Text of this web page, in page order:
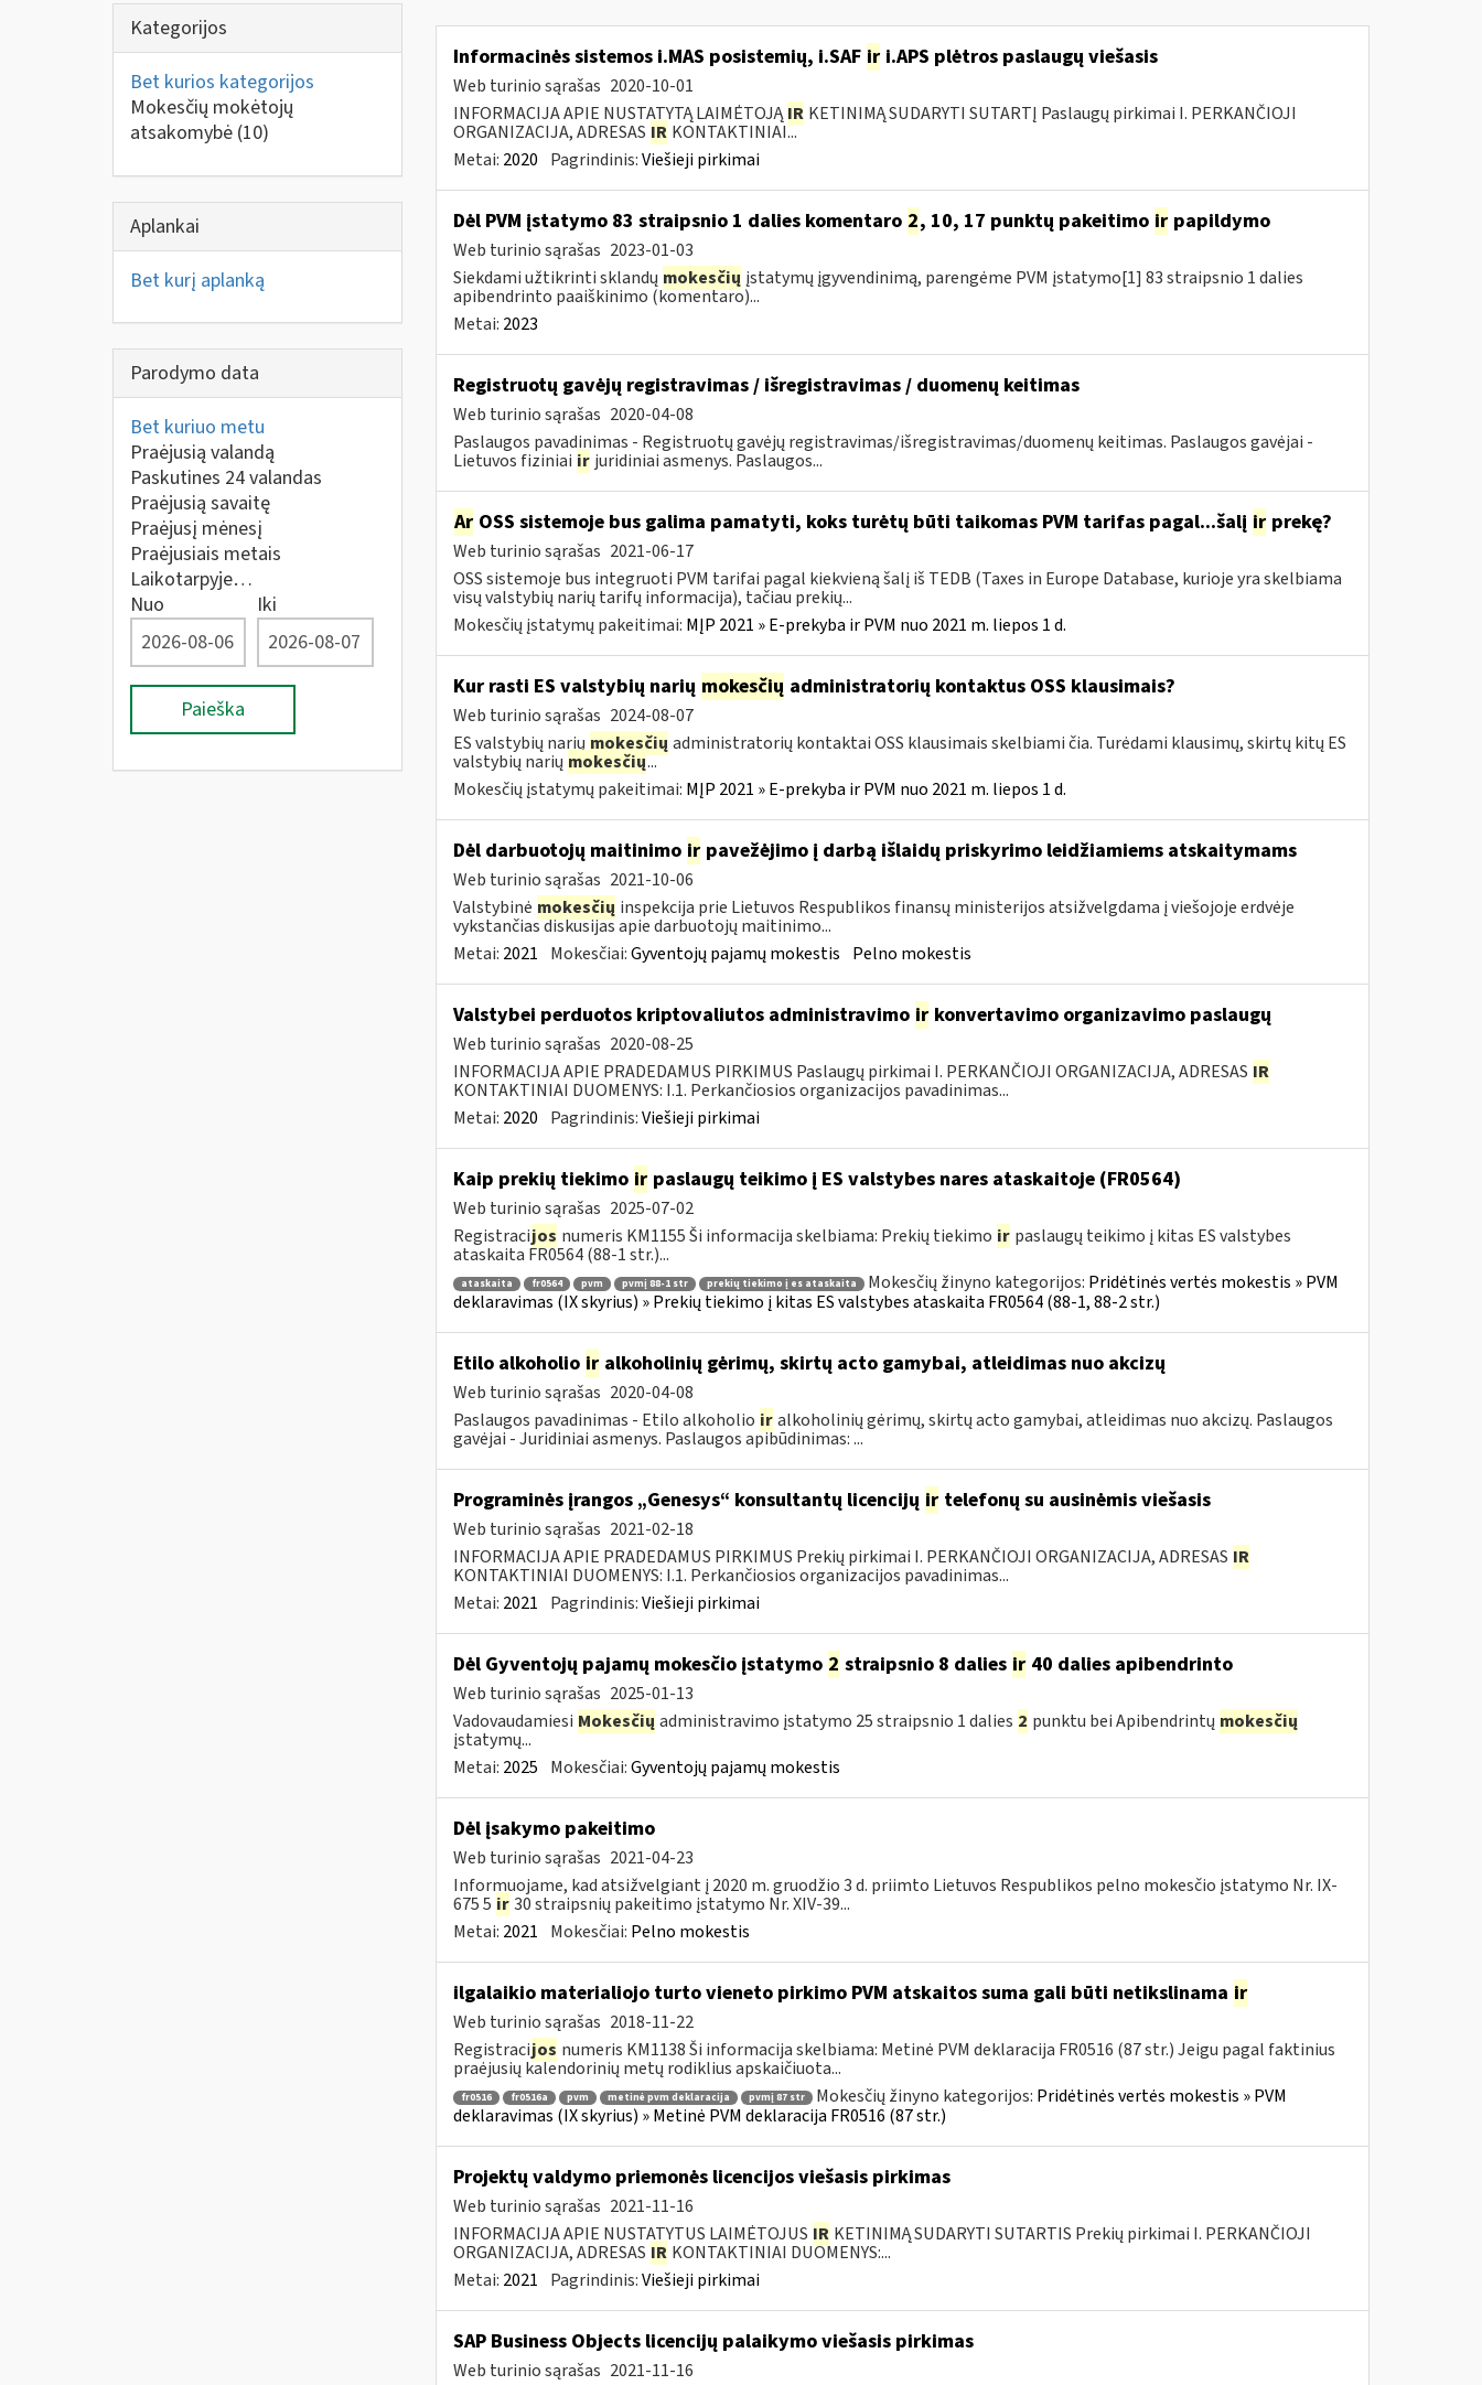
Kategorijos
Bet kurios kategorijos
Mokesčių mokėtojų
atsakomybė (10)
Aplankai
Bet kurį aplanką
Parodymo data
Bet kuriuo metu
Praėjusią valandą
Paskutines 24 valandas
Praėjusią savaitę
Praėjusį mėnesį
Praėjusiais metais
Laikotarpyje…
Nuo
Iki
Paieška
Informacinės sistemos i.MAS posistemių, i.SAF iri.APS plėtros paslaugų viešasis
Web turinio sąrašas 2020-10-01
INFORMACIJA APIE NUSTATYTĄ LAIMĖTOJĄIR KETINIMĄ SUDARYTI SUTARTĮ Paslaugų pirkimai I. PERKANČIOJI
ORGANIZACIJA, ADRESAS IR KONTAKTINIAI...
Metai: 2020 Pagrindinis:Viešieji pirkimai
Dėl PVM įstatymo 83 straipsnio 1 dalies komentaro 2, 10, 17 punktų pakeitimo irpapildymo
Web turinio sąrašas 2023-01-03
Siekdami užtikrinti sklandų mokesčių įstatymų įgyvendinimą, parengėme PVM įstatymo[1] 83 straipsnio 1 dalies
apibendrinto paaiškinimo (komentaro)...
Metai: 2023
Registruotų gavėjų registravimas / išregistravimas / duomenų keitimas
Web turinio sąrašas 2020-04-08
Paslaugos pavadinimas - Registruotų gavėjų registravimas/išregistravimas/duomenų keitimas. Paslaugos gavėjai -
Lietuvos fiziniai ir juridiniai asmenys. Paslaugos...
ArOSS sistemoje bus galima pamatyti, koks turėtų būti taikomas PVM tarifas pagal...šalį irprekę?
Web turinio sąrašas 2021-06-17
OSS sistemoje bus integruoti PVM tarifai pagal kiekvieną šalį iš TEDB (Taxes in Europe Database, kurioje yra skelbiama
visų valstybių narių tarifų informacija), tačiau prekių...
Mokesčių įstatymų pakeitimai: MĮP 2021 » E-prekyba ir PVM nuo 2021 m. liepos 1 d.
Kur rasti ES valstybių narių mokesčių administratorių kontaktus OSS klausimais?
Web turinio sąrašas 2024-08-07
ES valstybių narių mokesčių administratorių kontaktai OSS klausimais skelbiami čia. Turėdami klausimų, skirtų kitų ES
valstybių narių mokesčių...
Mokesčių įstatymų pakeitimai: MĮP 2021 » E-prekyba ir PVM nuo 2021 m. liepos 1 d.
Dėl darbuotojų maitinimo irpavežėjimo į darbą išlaidų priskyrimo leidžiamiems atskaitymams
Web turinio sąrašas 2021-10-06
Valstybinė mokesčių inspekcija prie Lietuvos Respublikos finansų ministerijos atsižvelgdama į viešojoje erdvėje
vykstančias diskusijas apie darbuotojų maitinimo...
Metai: 2021 Mokesčiai:Gyventojų pajamų mokestis Pelno mokestis
Valstybei perduotos kriptovaliutos administravimo irkonvertavimo organizavimo paslaugų
Web turinio sąrašas 2020-08-25
INFORMACIJA APIE PRADEDAMUS PIRKIMUS Paslaugų pirkimai I. PERKANČIOJI ORGANIZACIJA, ADRESAS IR
KONTAKTINIAI DUOMENYS: I.1. Perkančiosios organizacijos pavadinimas...
Metai: 2020 Pagrindinis:Viešieji pirkimai
Kaip prekių tiekimo irpaslaugų teikimo į ES valstybes nares ataskaitoje (FR0564)
Web turinio sąrašas 2025-07-02
Registracijos numeris KM1155 Ši informacija skelbiama: Prekių tiekimo ir paslaugų teikimo į kitas ES valstybes
ataskaita FR0564 (88-1 str.)...
ataskaita fr0564 pvm pvmį 88-1 str prekių tiekimo į es ataskaita Mokesčių žinyno kategorijos: Pridėtinės vertės mokestis » PVM
deklaravimas (IX skyrius) » Prekių tiekimo į kitas ES valstybes ataskaita FR0564 (88-1, 88-2 str.)
Etilo alkoholio iralkoholinių gėrimų, skirtų acto gamybai, atleidimas nuo akcizų
Web turinio sąrašas 2020-04-08
Paslaugos pavadinimas - Etilo alkoholio ir alkoholinių gėrimų, skirtų acto gamybai, atleidimas nuo akcizų. Paslaugos
gavėjai - Juridiniai asmenys. Paslaugos apibūdinimas: ...
Programinės įrangos „Genesys“ konsultantų licencijų irtelefonų su ausinėmis viešasis
Web turinio sąrašas 2021-02-18
INFORMACIJA APIE PRADEDAMUS PIRKIMUS Prekių pirkimai I. PERKANČIOJI ORGANIZACIJA, ADRESAS IR
KONTAKTINIAI DUOMENYS: I.1. Perkančiosios organizacijos pavadinimas...
Metai: 2021 Pagrindinis:Viešieji pirkimai
Dėl Gyventojų pajamų mokesčio įstatymo 2 straipsnio 8 dalies ir40 dalies apibendrinto
Web turinio sąrašas 2025-01-13
Vadovaudamiesi Mokesčių administravimo įstatymo 25 straipsnio 1 dalies 2 punktu bei Apibendrintų mokesčių
įstatymų...
Metai: 2025 Mokesčiai:Gyventojų pajamų mokestis
Dėl įsakymo pakeitimo
Web turinio sąrašas 2021-04-23
Informuojame, kad atsižvelgiant į 2020 m. gruodžio 3 d. priimto Lietuvos Respublikos pelno mokesčio įstatymo Nr. IX-
675 5 ir 30 straipsnių pakeitimo įstatymo Nr. XIV-39...
Metai: 2021 Mokesčiai: Pelno mokestis
ilgalaikio materialiojo turto vieneto pirkimo PVM atskaitos suma gali būti netikslinama ir
Web turinio sąrašas 2018-11-22
Registracijos numeris KM1138 Ši informacija skelbiama: Metinė PVM deklaracija FR0516 (87 str.) Jeigu pagal faktinius
praėjusių kalendorinių metų rodiklius apskaičiuota...
fr0516 fr0516a pvm metinė pvm deklaracija pvmį 87 str Mokesčių žinyno kategorijos: Pridėtinės vertės mokestis » PVM
deklaravimas (IX skyrius) » Metinė PVM deklaracija FR0516 (87 str.)
Projektų valdymo priemonės licencijos viešasis pirkimas
Web turinio sąrašas 2021-11-16
INFORMACIJA APIE NUSTATYTUS LAIMĖTOJUS IR KETINIMĄ SUDARYTI SUTARTIS Prekių pirkimai I. PERKANČIOJI
ORGANIZACIJA, ADRESAS IR KONTAKTINIAI DUOMENYS:...
Metai: 2021 Pagrindinis:Viešieji pirkimai
SAP Business Objects licencijų palaikymo viešasis pirkimas
Web turinio sąrašas 2021-11-16